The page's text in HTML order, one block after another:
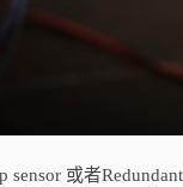
sensor 或者